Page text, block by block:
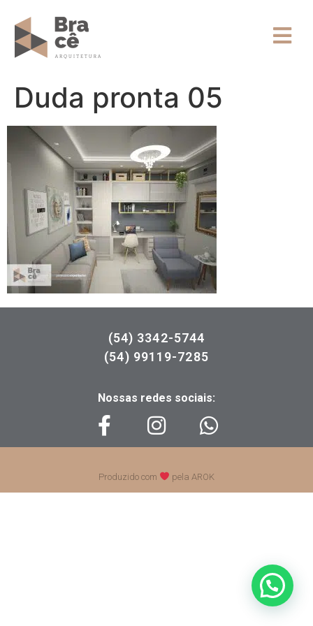
Duda pronta 05
(54) 3342-5744
(54) 99119-7285
Nossas redes sociais:
Produzido com pela AROK